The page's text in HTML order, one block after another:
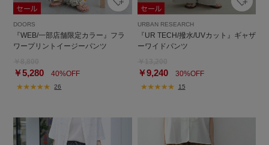
DOORS
『WEB/一部店舗限定カラー』フラ
ワープリントイージーパンツ
￥5,280 40%OFF
26
URBAN RESEARCH
『UR TECH/撥水/UVカット』ギャザ
ーワイドパンツ
￥9,24030%OFF
15